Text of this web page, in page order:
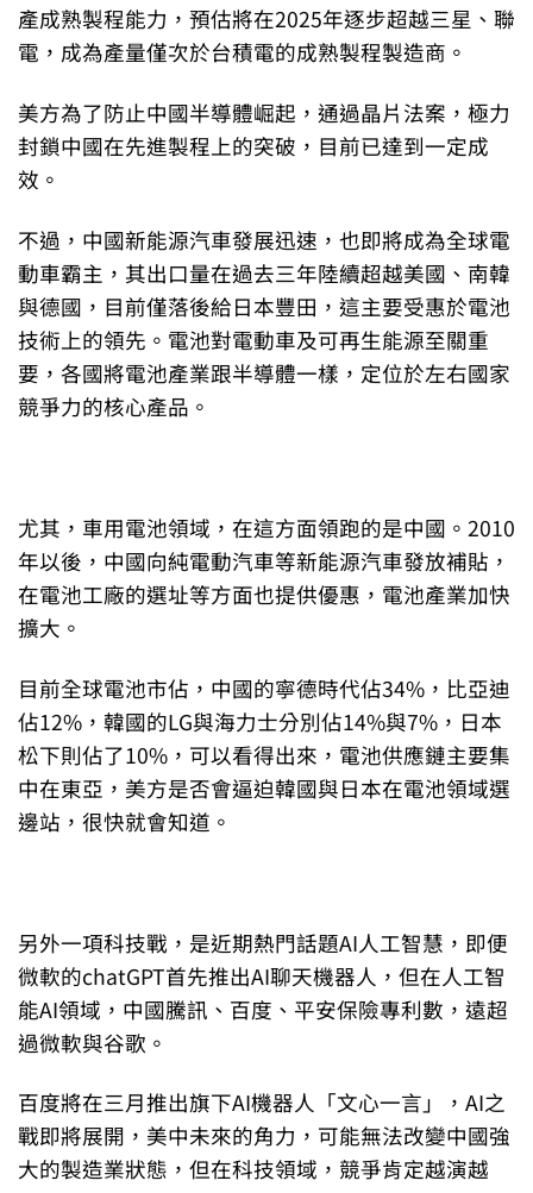
產成熟製程能力，預估將在2025年逐步超越三星、聯
電，成為產量僅次於台積電的成熟製程製造商。
美方為了防止中國半導體崛起，通過晶片法案，極力
封鎖中國在先進製程上的突破，目前已達到一定成
效。
不過，中國新能源汽車發展迅速，也即將成為全球電
動車霸主，其出口量在過去三年陸續超越美國、南韓
與德國，目前僅落後給日本豐田，這主要受惠於電池
技術上的領先。電池對電動車及可再生能源至關重
要，各國將電池產業跟半導體一樣，定位於左右國家
競爭力的核心產品。
尤其，車用電池領域，在這方面領跑的是中國。2010
年以後，中國向純電動汽車等新能源汽車發放補貼，
在電池工廠的選址等方面也提供優惠，電池產業加快
擴大。
目前全球電池市佔，中國的寧德時代佔34%，比亞迪
佔12%，韓國的LG與海力士分別佔14%與7%，日本
松下則佔了10%，可以看得出來，電池供應鏈主要集
中在東亞，美方是否會逼迫韓國與日本在電池領域選
邊站，很快就會知道。
另外一項科技戰，是近期熱門話題AI人工智慧，即便
微軟的chatGPT首先推出AI聊天機器人，但在人工智
能AI領域，中國騰訊、百度、平安保險專利數，遠超
過微軟與谷歌。
百度將在三月推出旗下AI機器人「文心一言」，AI之
戰即將展開，美中未來的角力，可能無法改變中國強
大的製造業狀態，但在科技領域，競爭肯定越演越